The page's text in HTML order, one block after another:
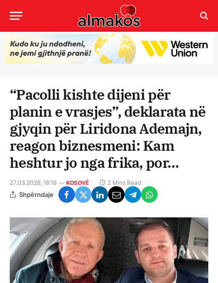
“Pacolli kishte dijeni për
planin e vrasjes”, deklarata në
gjyqin për Liridona Ademajn,
reagon biznesmeni: Kam
heshtur jo nga frika, por…
27.03.2026, 18:19 KOSOVË 2 Mins Read
Shpërndaje